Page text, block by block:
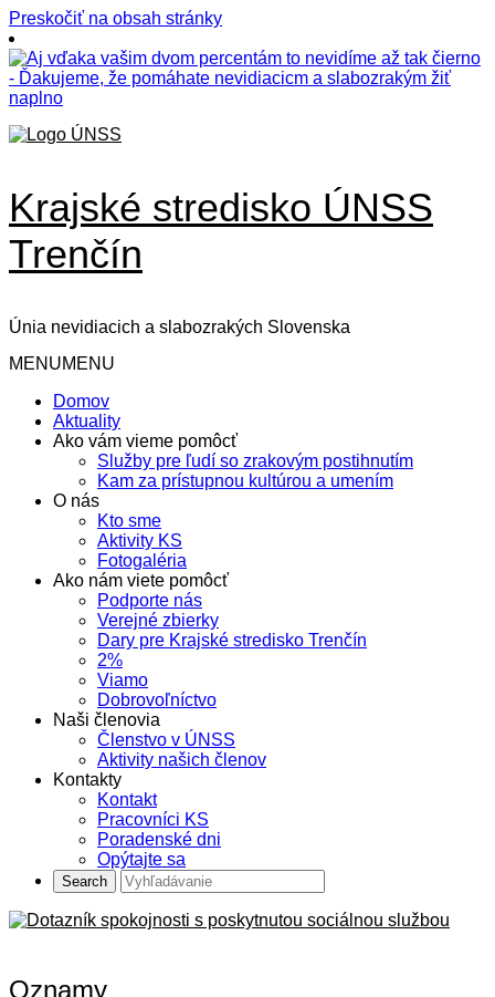
Preskočiť na obsah stránky
Krajské stredisko ÚNSS
Trenčín
Únia nevidiacich a slabozrakých Slovenska
MENUMENU
Domov
Aktuality
Ako vám vieme pomôcť
Služby pre ľudí so zrakovým postihnutím
Kam za prístupnou kultúrou a umením
O nás
Kto sme
Aktivity KS
Fotogaléria
Ako nám viete pomôcť
Podporte nás
Verejné zbierky
Dary pre Krajské stredisko Trenčín
2%
Viamo
Dobrovoľníctvo
Naši členovia
Členstvo v ÚNSS
Aktivity našich členov
Kontakty
Kontakt
Pracovníci KS
Poradenské dni
Opýtajte sa
Oznamy